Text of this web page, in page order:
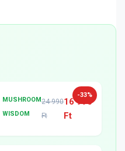
-33%
MUSHROOM
WISDOM
24 990
Ft
16 990
Ft